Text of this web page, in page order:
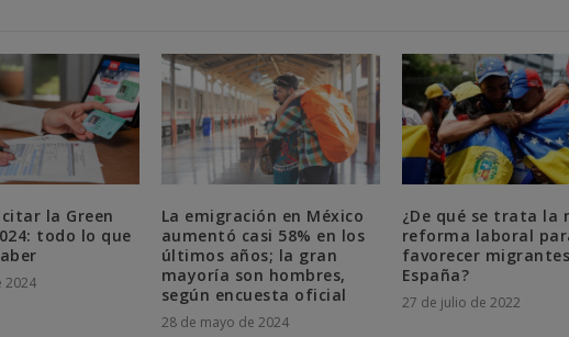
la Green
todo lo que
2024
La emigración en México
aumentó casi 58% en los
últimos años; la gran
mayoría son hombres,
según encuesta oficial
28 de mayo de 2024
¿De qué se trata la
reforma laboral
favorecer
España?
27 de julio de 2022